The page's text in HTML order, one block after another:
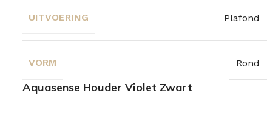
UITVOERING Plafond
VORM Rond
Aquasense Houder Violet Zwart